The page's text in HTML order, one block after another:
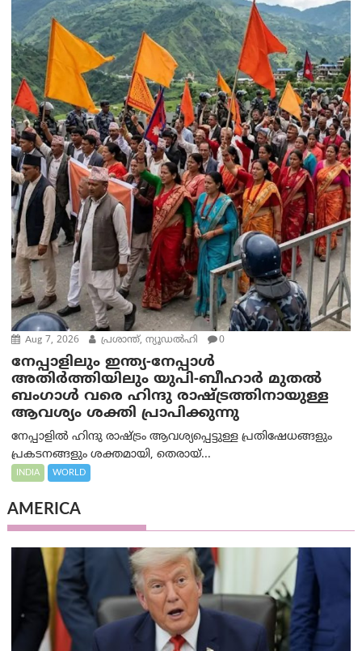
Aug 7, 2026 പ്രശാന്ത്, ന്യൂഡല്‍ഹി 0
നേപ്പാളിലും ഇന്ത്യ-നേപ്പാൾ
അതിർത്തിയിലും യുപി-ബീഹാർ മുതൽ
ബംഗാൾ വരെ ഹിന്ദു രാഷ്ട്രത്തിനായുള്ള
ആവശ്യം ശക്തി പ്രാപിക്കുന്നു
നേപ്പാളിൽ ഹിന്ദു രാഷ്ട്രം ആവശ്യപ്പെട്ടുള്ള പ്രതിഷേധങ്ങളും
പ്രകടനങ്ങളും ശക്തമായി, തെരായ്...
INDIA WORLD
AMERICA